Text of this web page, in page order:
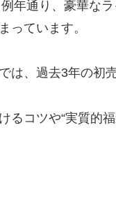
年通り、豪華な
っています。
は、過去3年の初
るコツや“実質的